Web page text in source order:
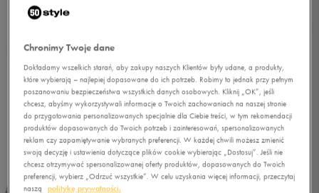
Chronimy Twoje dane
Dokładamy wszelkich starań, aby zakupy naszych Klientów były udane, a produkty,
które wybierają – najlepiej dopasowane do ich potrzeb. Robimy to jednak przy pełnym
poszanowaniu bezpieczeństwa wszystkich danych osobowych. Kliknij „OK”, jeśli
chcesz, abyśmy wykorzystywali informacje o Twoich zachowaniach na naszej stronie
do przygotowania personalizowanych specjalnie dla Ciebie treści, w tym rekomendacji
produktów dopasowanych do Twoich potrzeb i zainteresowań, spersonalizowanych
reklam czy zapamiętywanie wybranych preferencji. W każdej chwili możesz zmienić
swoją decyzję i ustawienia dotyczące plików cookie wybierając „Dostosuj”. Jeśli nie
chcesz otrzymywać spersonalizowanej oferty produktów, dopasowanych do Twoich
preferencji, wybierz „Odrzuć wszystkie”. W celu uzyskania więcej informacji, przeczytaj
naszą
politykę prywatności.